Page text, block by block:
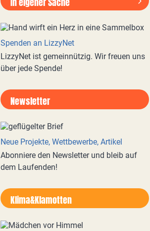
Spenden an LizzyNet
LizzyNet ist gemeinnützig. Wir freuen uns
über jede Spende!
Newsletter
Neue Projekte, Wettbewerbe, Artikel
Abonniere den Newsletter und bleib auf
dem Laufenden!
Klima&Klamotten